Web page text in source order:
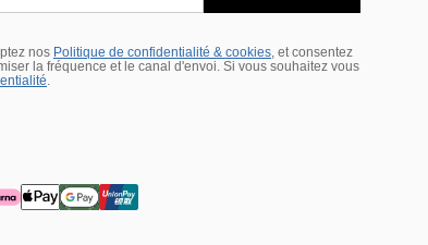
nos Politique de confidentialité & cookies, et consentez
la fréquence et le canal d'envoi. Si vous souhaitez vous
.